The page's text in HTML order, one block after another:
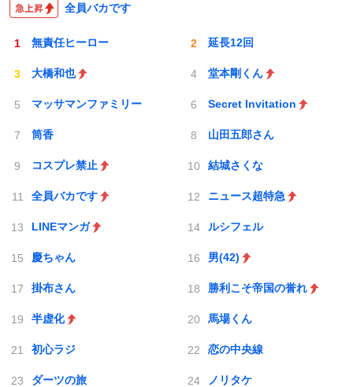
全員バカです
無責任ヒーロー 延長12回
大橋和也 堂本剛くん
マッサマンファミリー Secret Invitation
筒香 山田五郎さん
コスプレ禁止 結城さくな
全員バカです ニュース超特急
LINEマンガ ルシフェル
慶ちゃん 男(42)
掛布さん 勝利こそ帝国の誉れ
半虚化 馬場くん
初心ラジ 恋の中央線
ダーツの旅 ノリタケ